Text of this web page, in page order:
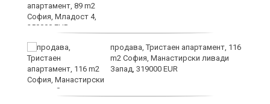
продава, Тристаен апартамент, 116
m2 София, Манастирски ливади
Запад, 319000 EUR